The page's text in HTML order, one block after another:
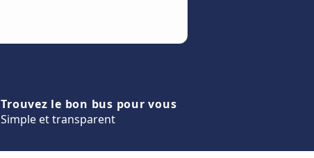
Trouvez le bon bus pour vous
Simple et transparent